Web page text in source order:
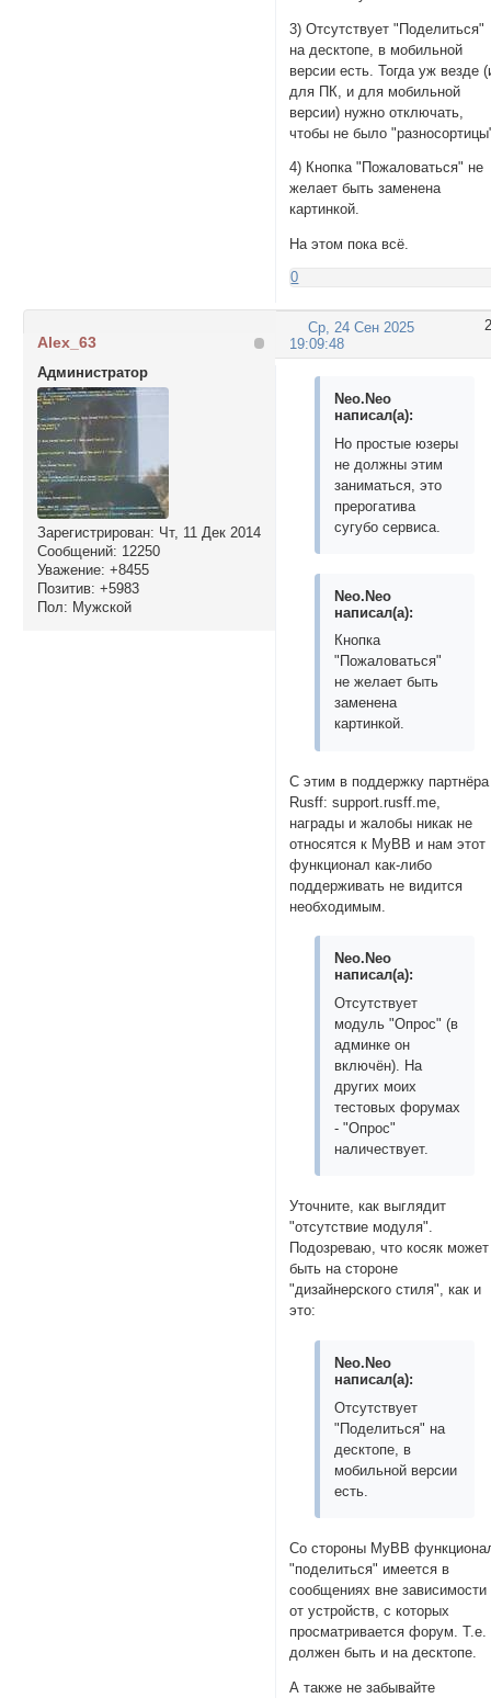
3) Отсутствует "Поделиться"
на десктопе, в мобильной
версии есть. Тогда уж везде
для ПК, и для мобильной
версии) нужно отключать,
чтобы не было
4) Кнопка "Пожаловаться" не
желает быть заменена
картинкой.
На этом пока всё.
0
2
Ср, 24 Сен 2025
19:09:48
Alex_63
Администратор
Зарегистрирован: Чт, 11 Дек 2014
Сообщений: 12250
Уважение: +8455
Позитив: +5983
Пол: Мужской
Neo.Neo
написал(а):
Но простые юзеры
не должны этим
заниматься, это
прерогатива
сугубо сервиса.
Neo.Neo
написал(а):
Кнопка
"Пожаловаться"
не желает быть
заменена
картинкой.
С этим в поддержку партнёра
Rusff: support.rusff.me,
награды и жалобы никак не
относятся к MyBB и нам этот
функционал как-либо
поддерживать не видится
необходимым.
Neo.Neo
написал(а):
Отсутствует
модуль "Опрос" (в
админке он
включён). На
других моих
тестовых форумах
- "Опрос"
наличествует.
Уточните, как выглядит
"отсутствие модуля".
Подозреваю, что косяк может
быть на стороне
"дизайнерского стиля", как и
это:
Neo.Neo
написал(а):
Отсутствует
"Поделиться" на
десктопе, в
мобильной версии
есть.
Со стороны MyBB
"поделиться" имеется в
сообщениях вне зависимости
от устройств, с которых
просматривается форум. Т.е.
должен быть и на десктопе.
А также не забывайте